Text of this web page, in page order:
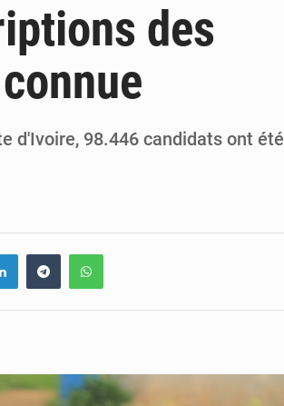
sportif Vally Amisi : le principal suspect arrêté à Brazzaville
CAF ferme la porte à l’AC Léopards et à l’AS Otohô
des
d'Ivoire, 98.446 candidats ont été